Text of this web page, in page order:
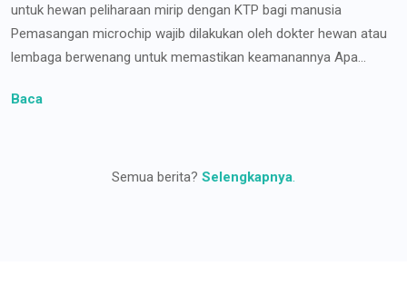
untuk hewan peliharaan mirip dengan KTP bagi manusia
Pemasangan microchip wajib dilakukan oleh dokter hewan atau
lembaga berwenang untuk memastikan keamanannya Apa...
Baca
Semua berita? Selengkapnya